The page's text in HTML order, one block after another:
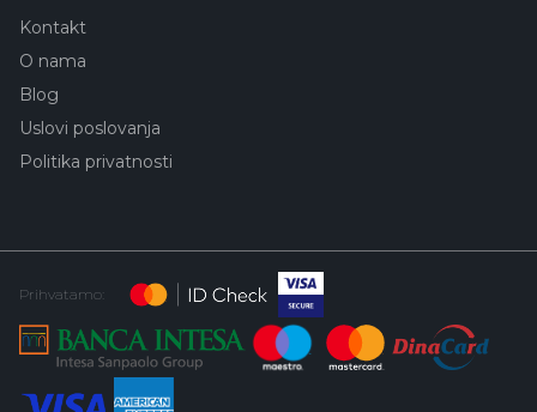
Kontakt
O nama
Blog
Uslovi poslovanja
Politika privatnosti
Prihvatamo: